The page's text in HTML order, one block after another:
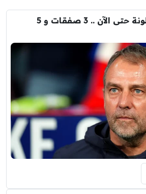
سوق انتقالات برشلونة حتى الآن .. 3 صفقات و 5